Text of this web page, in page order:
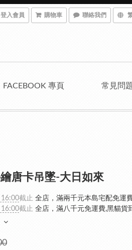
登入會員 購物車 聯絡我們
FACEBOOK 專頁 常見問題
唐卡吊墜-大日如來
截止 全店，滿兩千元本島宅配免運
截止 全店，滿八千元免運費,黑貓貨